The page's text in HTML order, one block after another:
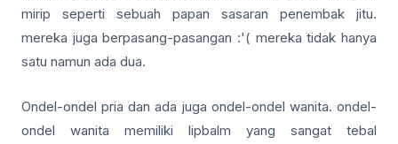
mirip seperti sebuah papan sasaran penembak jitu.
mereka juga berpasang-pasangan :'( mereka tidak hanya
satu namun ada dua.
Ondel-ondel pria dan ada juga ondel-ondel wanita. ondel-
ondel wanita memiliki lipbalm yang sangat tebal